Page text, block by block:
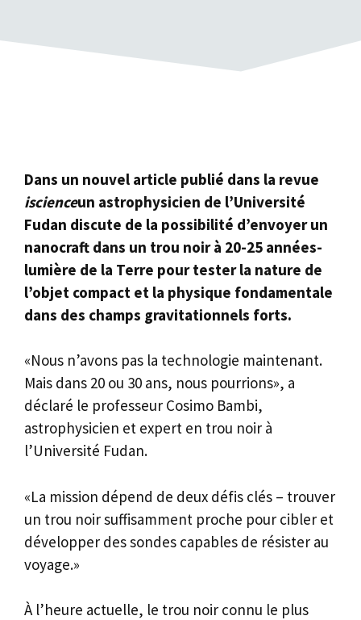
Dans un nouvel article publié dans la revue
iscienceun astrophysicien de l’Université
Fudan discute de la possibilité d’envoyer un
nanocraft dans un trou noir à 20-25 années-
lumière de la Terre pour tester la nature de
l’objet compact et la physique fondamentale
dans des champs gravitationnels forts.
«Nous n’avons pas la technologie maintenant.
Mais dans 20 ou 30 ans, nous pourrions», a
déclaré le professeur Cosimo Bambi,
astrophysicien et expert en trou noir à
l’Université Fudan.
«La mission dépend de deux défis clés – trouver
un trou noir suffisamment proche pour cibler et
développer des sondes capables de résister au
voyage.»
À l’heure actuelle, le trou noir connu le plus